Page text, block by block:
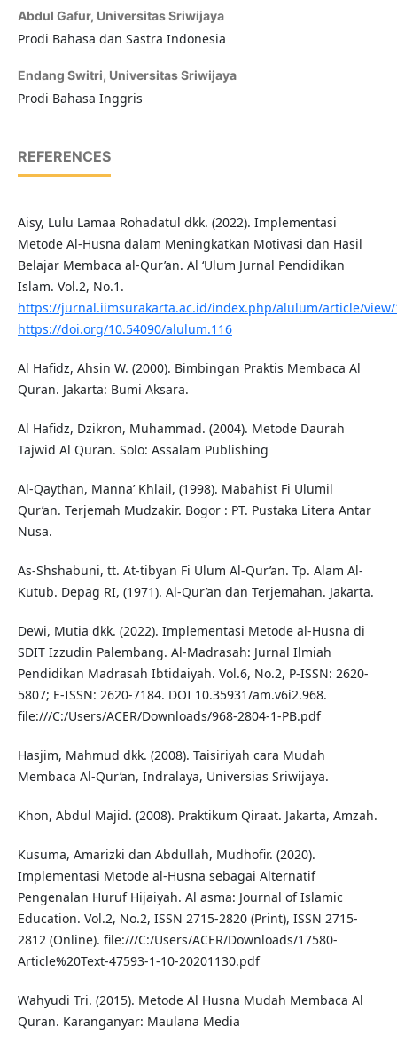
Abdul Gafur, Universitas Sriwijaya
Prodi Bahasa dan Sastra Indonesia
Endang Switri, Universitas Sriwijaya
Prodi Bahasa Inggris
REFERENCES
Aisy, Lulu Lamaa Rohadatul dkk. (2022). Implementasi
Metode Al-Husna dalam Meningkatkan Motivasi dan Hasil
Belajar Membaca al-Qur’an. Al ‘Ulum Jurnal Pendidikan
Islam. Vol.2, No.1.
https://jurnal.iimsurakarta.ac.id/index.php/alulum/article/view/
https://doi.org/10.54090/alulum.116
Al Hafidz, Ahsin W. (2000). Bimbingan Praktis Membaca Al
Quran. Jakarta: Bumi Aksara.
Al Hafidz, Dzikron, Muhammad. (2004). Metode Daurah
Tajwid Al Quran. Solo: Assalam Publishing
Al-Qaythan, Manna’ Khlail, (1998). Mabahist Fi Ulumil
Qur’an. Terjemah Mudzakir. Bogor : PT. Pustaka Litera Antar
Nusa.
As-Shshabuni, tt. At-tibyan Fi Ulum Al-Qur’an. Tp. Alam Al-
Kutub. Depag RI, (1971). Al-Qur’an dan Terjemahan. Jakarta.
Dewi, Mutia dkk. (2022). Implementasi Metode al-Husna di
SDIT Izzudin Palembang. Al-Madrasah: Jurnal Ilmiah
Pendidikan Madrasah Ibtidaiyah. Vol.6, No.2, P-ISSN: 2620-
5807; E-ISSN: 2620-7184. DOI 10.35931/am.v6i2.968.
file:///C:/Users/ACER/Downloads/968-2804-1-PB.pdf
Hasjim, Mahmud dkk. (2008). Taisiriyah cara Mudah
Membaca Al-Qur’an, Indralaya, Universias Sriwijaya.
Khon, Abdul Majid. (2008). Praktikum Qiraat. Jakarta, Amzah.
Kusuma, Amarizki dan Abdullah, Mudhofir. (2020).
Implementasi Metode al-Husna sebagai Alternatif
Pengenalan Huruf Hijaiyah. Al asma: Journal of Islamic
Education. Vol.2, No.2, ISSN 2715-2820 (Print), ISSN 2715-
2812 (Online). file:///C:/Users/ACER/Downloads/17580-
Article%20Text-47593-1-10-20201130.pdf
Wahyudi Tri. (2015). Metode Al Husna Mudah Membaca Al
Quran. Karanganyar: Maulana Media